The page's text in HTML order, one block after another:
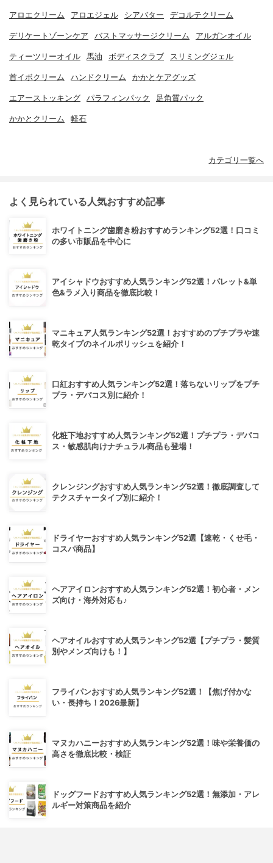
アロエクリーム アロエジェル シアバター デコルテクリーム
デリケートゾーンケア バストマッサージクリーム アルガンオイル
ティーツリーオイル 馬油 ボディスクラブ スリミングジェル
首イボクリーム ハンドクリーム かかとケアグッズ
エアーストッキング パラフィンパック 足角質パック
かかとクリーム 軽石
カテゴリ一覧へ
よく見られている人気おすすめ記事
ホワイトニング歯磨き粉おすすめランキング52選！口コミ
の多い市販品を中心に
アイシャドウおすすめ人気ランキング52選！パレット&単
色&ラメ入り商品を徹底比較！
マニキュア人気ランキング52選！おすすめのプチプラや速
乾タイプのネイルポリッシュを紹介！
口紅おすすめ人気ランキング52選！落ちないリップをプチ
プラ・デパコス別に紹介！
化粧下地おすすめ人気ランキング52選！プチプラ・デパコ
ス・敏感肌向けナチュラル商品も登場！
クレンジングおすすめ人気ランキング52選！徹底調査して
テクスチャータイプ別に紹介！
ドライヤーおすすめ人気ランキング52選【速乾・くせ毛・
コスパ商品】
ヘアアイロンおすすめ人気ランキング52選！初心者・メン
ズ向け・海外対応も♪
ヘアオイルおすすめ人気ランキング52選【プチプラ・髪質
別やメンズ向けも！】
フライパンおすすめ人気ランキング52選！【焦げ付かな
い・長持ち！2026最新】
マヌカハニーおすすめ人気ランキング52選！味や栄養価の
高さを徹底比較・検証
ドッグフードおすすめ人気ランキング52選！無添加・アレ
ルギー対策商品を紹介